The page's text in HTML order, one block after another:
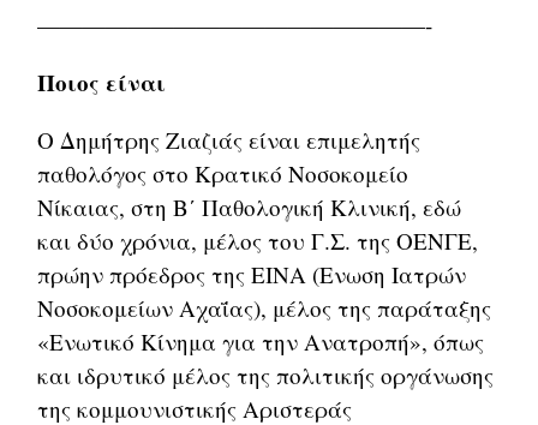
—————————————————-
Ποιος είναι
Ο Δημήτρης Ζιαζιάς είναι επιμελητής
παθολόγος στο Κρατικό Νοσοκομείο
Νίκαιας, στη Β΄ Παθολογική Κλινική, εδώ
και δύο χρόνια, μέλος του Γ.Σ. της ΟΕΝΓΕ,
πρώην πρόεδρος της ΕΙΝΑ (Ενωση Ιατρών
Νοσοκομείων Αχαΐας), μέλος της παράταξης
«Ενωτικό Κίνημα για την Ανατροπή», όπως
και ιδρυτικό μέλος της πολιτικής οργάνωσης
της κομμουνιστικής Αριστεράς